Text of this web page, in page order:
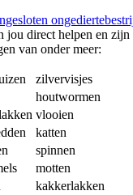
jou direct helpen en zijn
van onder meer:
zilvervisjes
houtwormen
vlooien
katten
spinnen
motten
kakkerlakken